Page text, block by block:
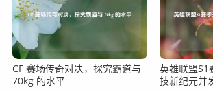
CF 赛场传奇对决，探究霸道与
70kg 的水平
英雄联盟S1
技新纪元并